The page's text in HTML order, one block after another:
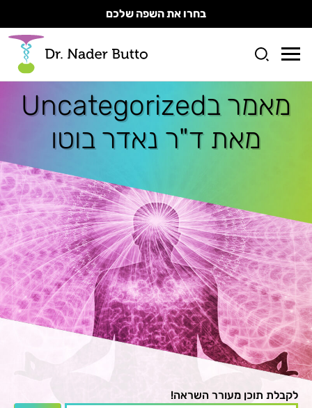
בחרו את השפה שלכם
מאמר בUncategorized
מאת ד"ר נאדר בוטו
לקבלת תוכן מעורר השראה!